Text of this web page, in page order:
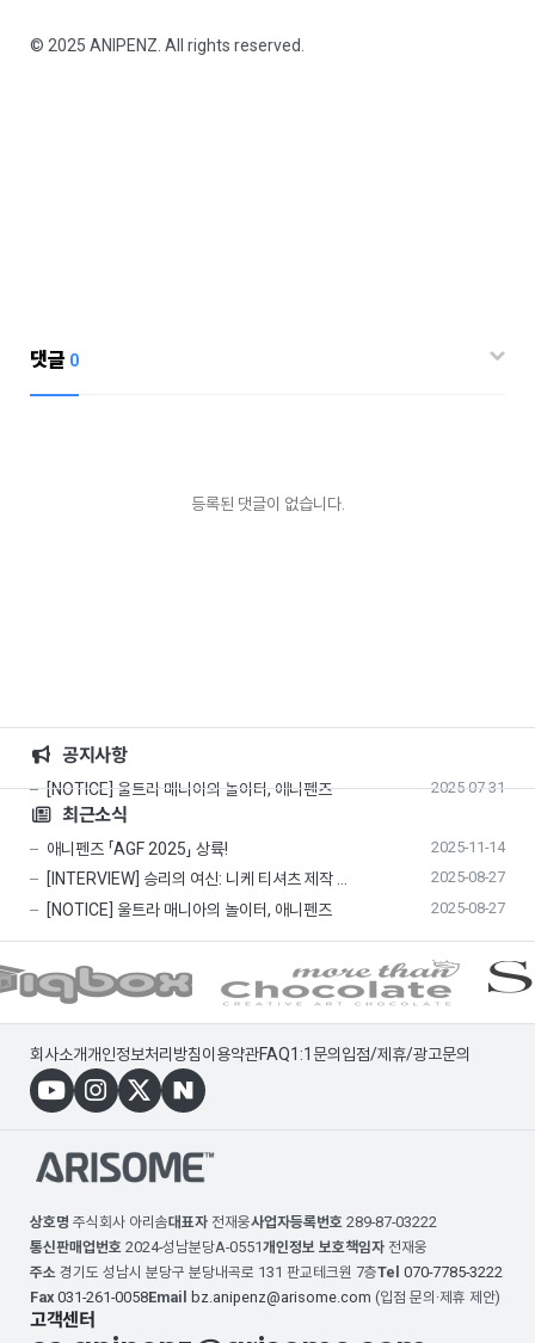
© 2025 ANIPENZ. All rights reserved.
댓글 0
등록된 댓글이 없습니다.
공지사항
[NOTICE] 울트라 매니아의 놀이터, 애니펜즈 2025-07-31
최근소식
애니펜즈 「AGF 2025」 상륙! 2025-11-14
[INTERVIEW] 승리의 여신: 니케 티셔츠 제작 … 2025-08-27
[NOTICE] 울트라 매니아의 놀이터, 애니펜즈 2025-08-27
회사소개개인정보처리방침이용약관FAQ1:1문의 입점/제휴/광고문의
상호명 주식회사 아리솜대표자 전재웅사업자등록번호 289-87-03222
통신판매업번호 2024-성남분당A-0551개인정보 보호책임자 전재웅
주소 경기도 성남시 분당구 분당내곡로 131 판교테크원 7층Tel 070-7785-3222
Fax 031-261-0058Email bz.anipenz@arisome.com (입점 문의·제휴 제안)
고객센터